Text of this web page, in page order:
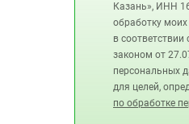
Казань», ИНН
обработку
в
законом от
персональных
для целей,
по обработке